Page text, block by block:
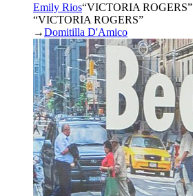
Emily Rios“VICTORIA ROGERS”
“VICTORIA ROGERS”
→Domitilla D'Amico